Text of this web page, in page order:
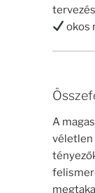
okos
A
véletlen